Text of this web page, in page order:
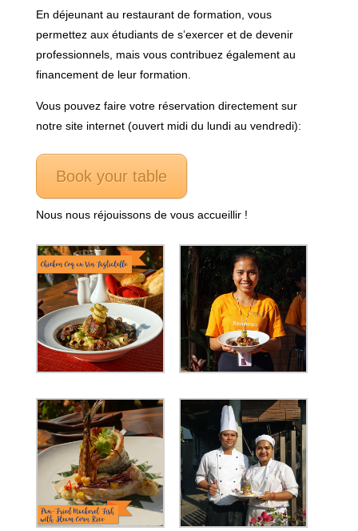
En déjeunant au restaurant de formation, vous
permettez aux étudiants de s’exercer et de devenir
professionnels, mais vous contribuez également au
financement de leur formation.
Vous pouvez faire votre réservation directement sur
notre site internet (ouvert midi du lundi au vendredi):
Book your table
Nous nous réjouissons de vous accueillir !